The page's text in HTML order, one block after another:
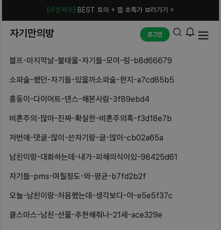
[주문폭주] BEST 토이 + 젤 초특가 보러가기 >
자기만의방 로그인
블프-마지막날-불태울-자기들-모여-링-b8d66679
소파술-했던-자기들-있을까소파술-한지-a7cd85b5
흥둥이-다이어트-댄스-해본사람-3f89ebd4
비혼주의-많아-진짜-확실한-비혼주의혹-f3d18e7b
저번에-댓글-많이-쓴자기랑-글-많이-cb02a65a
남친이랑-대화하는데-내가-피해의식이있-98425d61
자기들-pms-며칠정도-와-평균-b7fd2b2f
오늘-남친이랑-처음했는데-생각보다-아-e5e5f37c
클스마스-남친-선물-추천해줘나-21세-ace329e